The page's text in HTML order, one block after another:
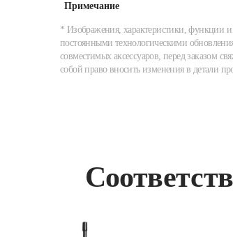
Примечание
* Изображения, характеристики, функции и
постоянными технологическими
совместимых аксессуаров, перед заказом
собой право вносить изменения в детали